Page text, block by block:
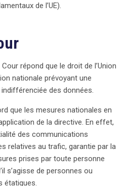
de l’UE).
répond que le droit de l’Union
nationale prévoyant une
des données.
que les mesures nationales en
de la directive. En effet,
des communications
relatives au trafic, garantie par la
prises par toute personne
s’agisse de personnes ou
étatiques.